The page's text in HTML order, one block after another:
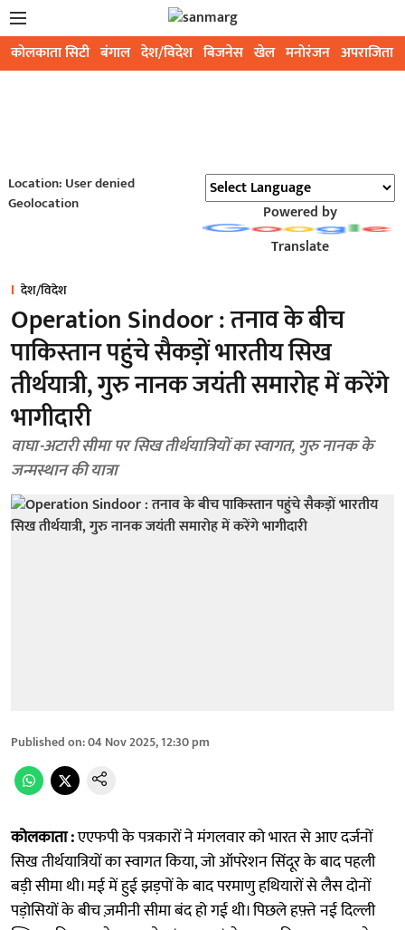
कोलकाता सिटी बंगाल देश/विदेश बिजनेस खेल मनोरंजन अपराजिता
Location: User denied
Geolocation
Powered by
Translate
देश/विदेश
Operation Sindoor : तनाव के बीच
पाकिस्तान पहुंचे सैकड़ों भारतीय सिख
तीर्थयात्री, गुरु नानक जयंती समारोह में करेंगे
भागीदारी
वाघा-अटारी सीमा पर सिख तीर्थयात्रियों का स्वागत, गुरु नानक के
जन्मस्थान की यात्रा
Published on:04 Nov 2025, 12:30 pm
कोलकाता :एएफपी के पत्रकारों ने मंगलवार को भारत से आए दर्जनों
सिख तीर्थयात्रियों का स्वागत किया, जो ऑपरेशन सिंदूर के बाद पहली
बड़ी सीमा थी। मई में हुई झड़पों के बाद परमाणु हथियारों से लैस दोनों
पड़ोसियों के बीच ज़मीनी सीमा बंद हो गई थी। पिछले हफ़्ते नई दिल्ली